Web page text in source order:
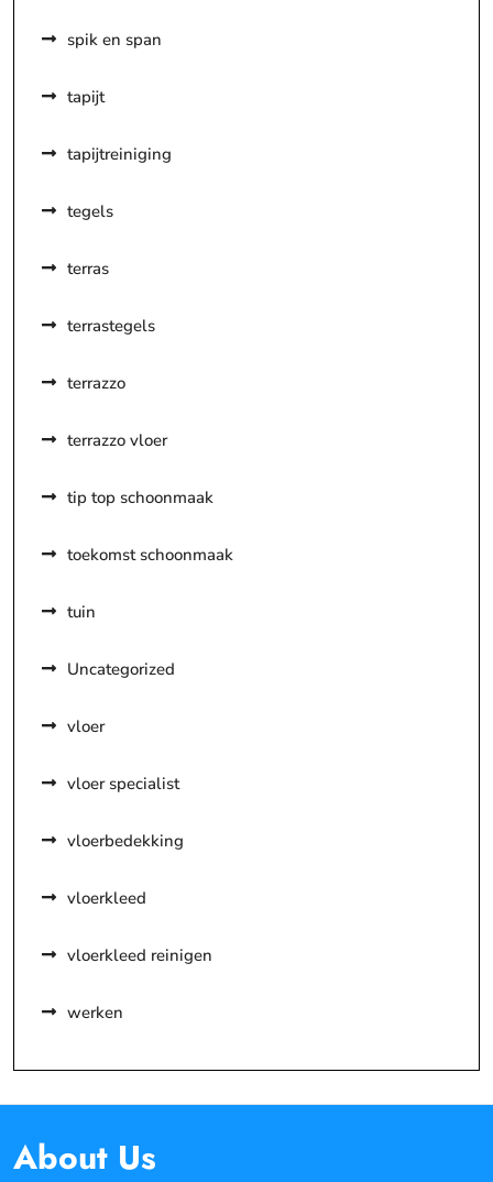
spik en span
tapijt
tapijtreiniging
tegels
terras
terrastegels
terrazzo
terrazzo vloer
tip top schoonmaak
toekomst schoonmaak
tuin
Uncategorized
vloer
vloer specialist
vloerbedekking
vloerkleed
vloerkleed reinigen
werken
About Us